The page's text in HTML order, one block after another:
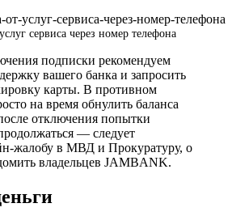
сервиса через номер телефона
подписки рекомендуем
вашего банка и запросить
карты. В противном
на время обнулить баланса
отключения попытки
— следует
жалобу в МВД и Прокуратуру, о
владельцев JAMBANK.